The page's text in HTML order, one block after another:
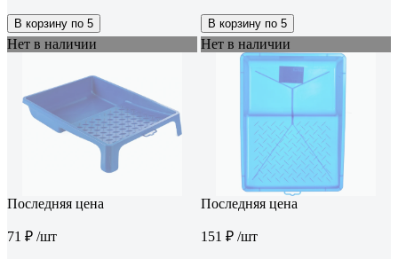
В корзину по 5 В корзину по 5
Нет в наличии
Последняя цена
71 ₽ /шт
Нет в наличии
Последняя цена
151 ₽ /шт